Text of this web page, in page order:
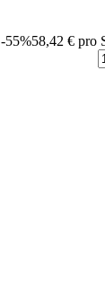
-55%58,42 € pro